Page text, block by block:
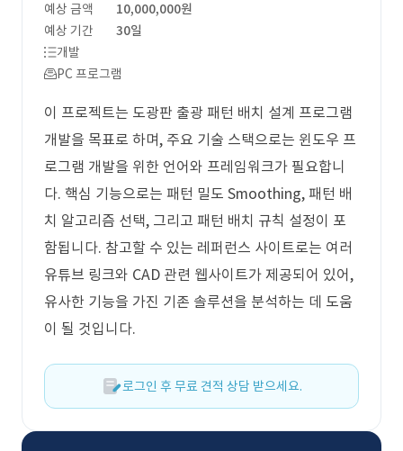
예상 금액
10,000,000원
예상 기간
30일
개발
PC 프로그램
이 프로젝트는 도광판 출광 패턴 배치 설계 프로그램
개발을 목표로 하며, 주요 기술 스택으로는 윈도우 프
로그램 개발을 위한 언어와 프레임워크가 필요합니
다. 핵심 기능으로는 패턴 밀도 Smoothing, 패턴 배
치 알고리즘 선택, 그리고 패턴 배치 규칙 설정이 포
함됩니다. 참고할 수 있는 레퍼런스 사이트로는 여러
유튜브 링크와 CAD 관련 웹사이트가 제공되어 있어,
유사한 기능을 가진 기존 솔루션을 분석하는 데 도움
이 될 것입니다.
로그인 후 무료 견적 상담 받으세요.